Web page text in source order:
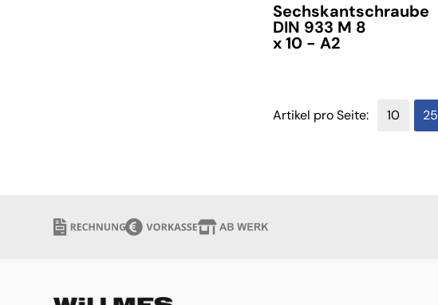
Sechskantschraube
DIN 933 M 8
x 10 - A2
Artikel pro Seite: 10 25